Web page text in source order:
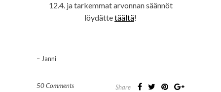
12.4. ja tarkemmat arvonnan säännöt
löydättetäältä!
– Janni
50 Comments Share